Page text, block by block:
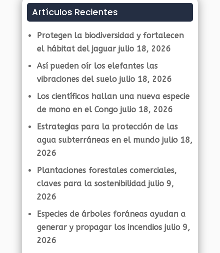
Artículos Recientes
Protegen la biodiversidad y fortalecen
el hábitat del jaguar julio 18, 2026
Así pueden oír los elefantes las
vibraciones del suelo julio 18, 2026
Los científicos hallan una nueva especie
de mono en el Congo julio 18, 2026
Estrategias para la protección de las
agua subterráneas en el mundo julio 18,
2026
Plantaciones forestales comerciales,
claves para la sostenibilidad julio 9,
2026
Especies de árboles foráneas ayudan a
generar y propagar los incendios julio 9,
2026